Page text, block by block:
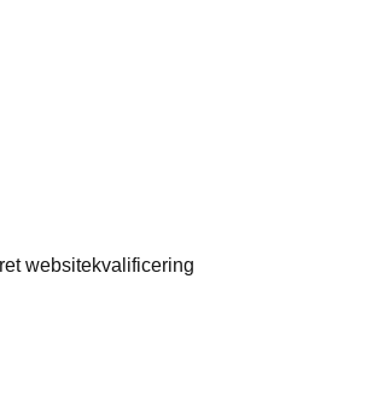
websitekvalificering